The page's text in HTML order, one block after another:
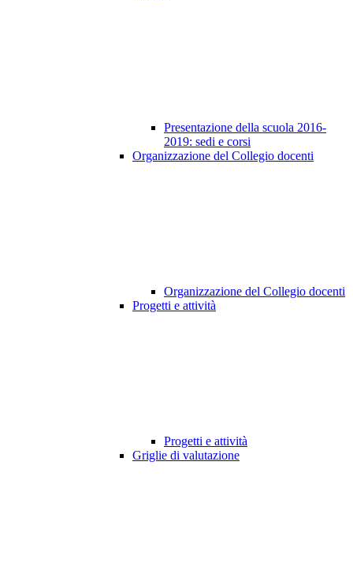
Presentazione della scuola 2016-
2019: sedi e corsi
Organizzazione del Collegio docenti
Organizzazione del Collegio docenti
Progetti e attività
Progetti e attività
Griglie di valutazione